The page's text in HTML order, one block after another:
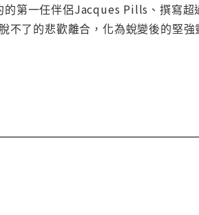
第一任伴侶Jacques Pills、撰寫
不了的悲歡離合，化為蛻變後的堅